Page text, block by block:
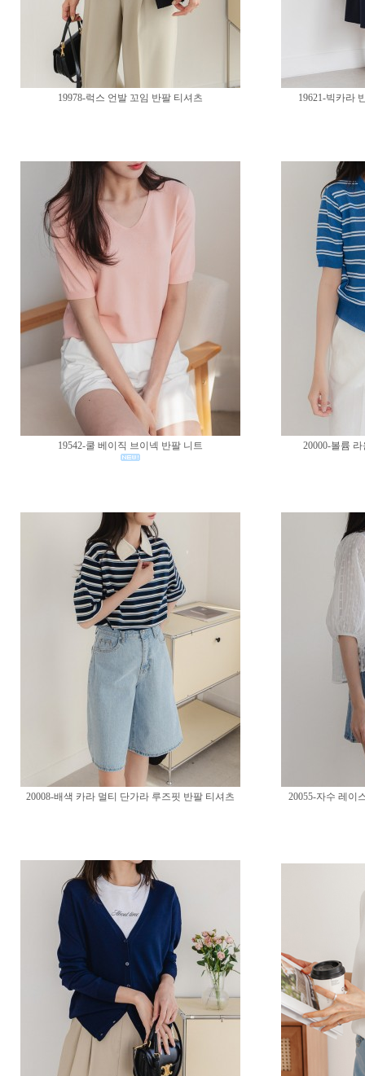
19978-럭스 언발 꼬임 반팔 티셔츠 19621-빅카라
19542-쿨 베이직 브이넥 반팔 니트 20000-볼륨
20008-배색 카라 멀티 단가라 루즈핏 반팔 티셔츠 20055-자수 레이